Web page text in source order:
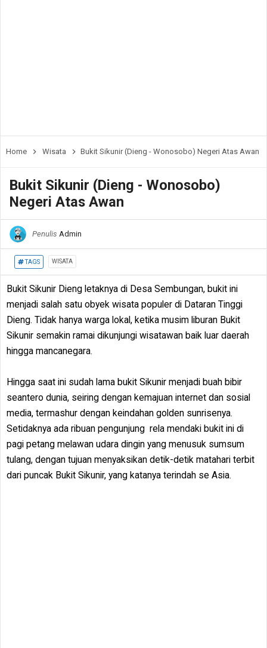
Home Wisata Bukit Sikunir (Dieng - Wonosobo) Negeri Atas Awan
Bukit Sikunir (Dieng - Wonosobo)
Negeri Atas Awan
Penulis Admin
TAGS WISATA
Bukit Sikunir Dieng letaknya di Desa Sembungan, bukit ini
menjadi salah satu obyek wisata populer di Dataran Tinggi
Dieng. Tidak hanya warga lokal, ketika musim liburan Bukit
Sikunir semakin ramai dikunjungi wisatawan baik luar daerah
hingga mancanegara.
Hingga saat ini sudah lama bukit Sikunir menjadi buah bibir
seantero dunia, seiring dengan kemajuan internet dan sosial
media, termashur dengan keindahan golden sunrisenya.
Setidaknya ada ribuan pengunjung rela mendaki bukit ini di
pagi petang melawan udara dingin yang menusuk sumsum
tulang, dengan tujuan menyaksikan detik-detik matahari terbit
dari puncak Bukit Sikunir, yang katanya terindah se Asia.